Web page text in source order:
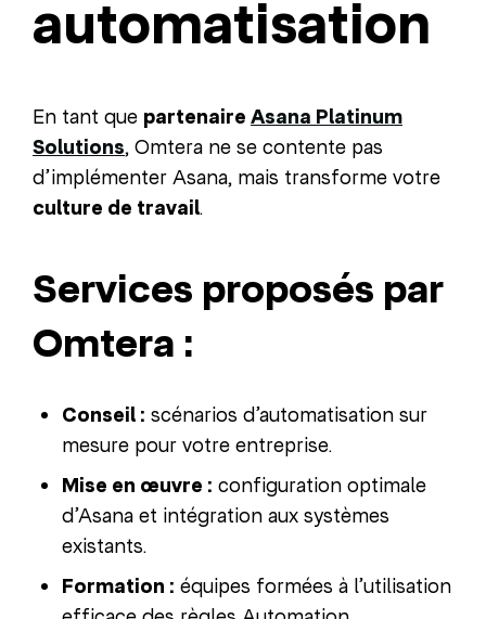
automatisation
En tant que partenaire Asana Platinum
Solutions, Omtera ne se contente pas
d’implémenter Asana, mais transforme votre
culture de travail.
Services proposés par
Omtera :
Conseil : scénarios d’automatisation sur
mesure pour votre entreprise.
Mise en œuvre : configuration optimale
d’Asana et intégration aux systèmes
existants.
Formation : équipes formées à l’utilisation